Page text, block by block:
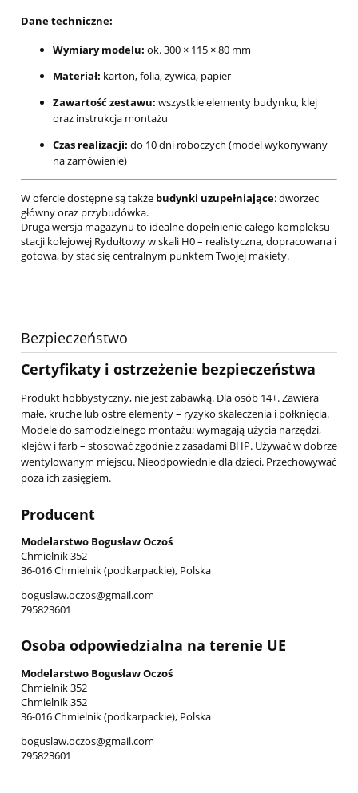
Dane techniczne:
Wymiary modelu: ok. 300 × 115 × 80 mm
Materiał: karton, folia, żywica, papier
Zawartość zestawu: wszystkie elementy budynku, klej
oraz instrukcja montażu
Czas realizacji: do 10 dni roboczych (model wykonywany
na zamówienie)
W ofercie dostępne są także budynki uzupełniające: dworzec
główny oraz przybudówka.
Druga wersja magazynu to idealne dopełnienie całego kompleksu
stacji kolejowej Rydułtowy w skali H0 – realistyczna, dopracowana i
gotowa, by stać się centralnym punktem Twojej makiety.
Bezpieczeństwo
Certyfikaty i ostrzeżenie bezpieczeństwa
Produkt hobbystyczny, nie jest zabawką. Dla osób 14+. Zawiera
małe, kruche lub ostre elementy – ryzyko skaleczenia i połknięcia.
Modele do samodzielnego montażu; wymagają użycia narzędzi,
klejów i farb – stosować zgodnie z zasadami BHP. Używać w dobrze
wentylowanym miejscu. Nieodpowiednie dla dzieci. Przechowywać
poza ich zasięgiem.
Producent
Modelarstwo Bogusław Oczoś
Chmielnik 352
36-016 Chmielnik (podkarpackie), Polska
boguslaw.oczos@gmail.com
795823601
Osoba odpowiedzialna na terenie UE
Modelarstwo Bogusław Oczoś
Chmielnik 352
Chmielnik 352
36-016 Chmielnik (podkarpackie), Polska
boguslaw.oczos@gmail.com
795823601